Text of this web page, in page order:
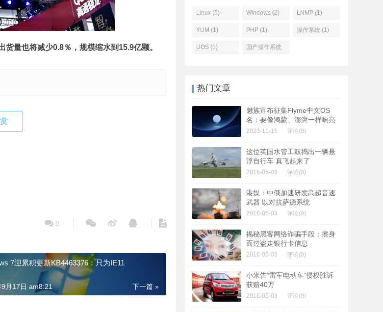
量也将减少0.8％，规模缩水到15.9亿颗。
0
7迎累积更新KB4463376：只为IE11
下一篇 »
9月17日 am8:21
Linux (5) Windows (2) LNMP (1)
YUM (1) PHP (1) 操作系统 (1)
UOS (1) 国产操作系统
热门文章
魅族宣布征集Flyme中文OS
名：要像鸿蒙、澎湃一样响亮
2023-11-15 评论(0)
这位英国水管工鼓捣出一辆悬
浮自行车 真飞起来了
2016-05-03 评论(0)
港媒：中俄加速研发高超音速
武器 以对抗萨德系统
2016-05-03 评论(0)
揭秘黑客网络诈骗手段：擦身
而过盗走银行卡信息
2016-05-03 评论(0)
小米告“雷军电动车”侵权胜诉
获赔40万
2016-05-03 评论(0)